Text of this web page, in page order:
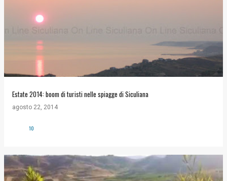
Estate 2014: boom di turisti nelle spiagge di Siculiana
agosto 22, 2014
10